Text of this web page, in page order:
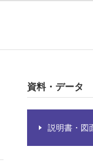
資料・データ
説明書・図